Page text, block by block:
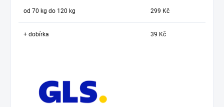
od 70 kg do 120 kg 299 Kč
+ dobírka 39 Kč